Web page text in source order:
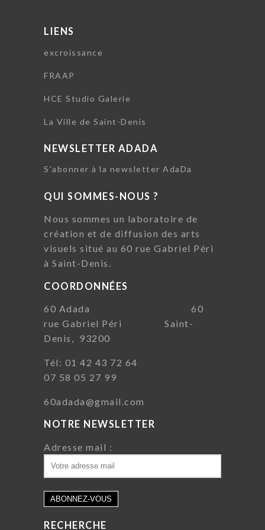
LIENS
excroissance
FRAAP
HCE Studio Galerie
La Ville de Saint-Denis
NEWSLETTER ADADA
S'abonner à la newsletter AdaDa
QUI SOMMES-NOUS ?
Nous sommes un laboratoire de
création et de diffusion des arts
visuels situé au 60 rue Gabriel Péri
à Saint-Denis.
COORDONNÉES
60 Adada 60
rue Gabriel Péri Saint-
Denis, 93200
Tél: 01 42 43 72 64
07 58 05 27 99
60adada@gmail.com
NOTRE NEWSLETTER
Adresse mail :
RECHERCHE